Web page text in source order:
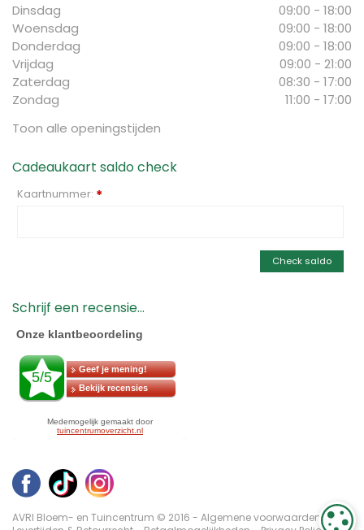
Dinsdag
09:00 - 18:00
Woensdag
09:00 - 18:00
Donderdag
09:00 - 18:00
Vrijdag
09:00 - 21:00
Zaterdag
08:30 - 17:00
Zondag
11:00 - 17:00
Toon alle openingstijden
Cadeaukaart saldo check
Kaartnummer: *
Check saldo
Schrijf een recensie...
AVRI Bloem- en Tuincentrum © 2016 - Algemene voorwaarden-